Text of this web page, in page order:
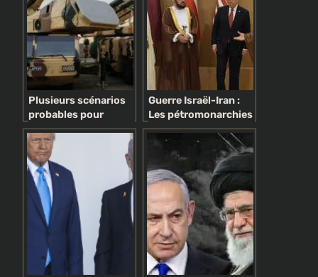
Plusieurs scénarios
probables pour
mettre fin à la guerre
Guerre Israël-Iran :
Les pétromonarchies
du Golfe en mission
impossible pour
éviter l’embrasement